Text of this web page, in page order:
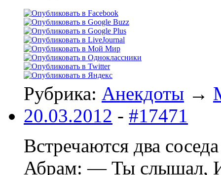
Рубрика: Анекдоты →
20.03.2012 - #17471
Встречаются два
Абрам: — Ты слышал,